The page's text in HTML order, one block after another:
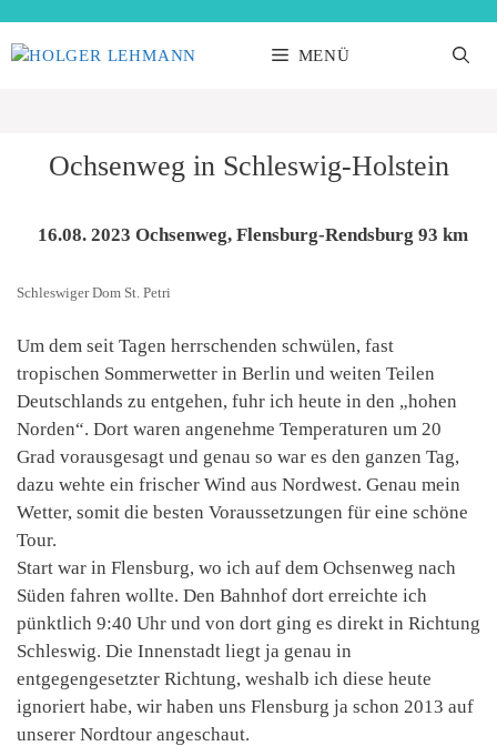
Inhalt
springen
MENÜ
Ochsenweg in Schleswig-Holstein
16.08. 2023 Ochsenweg, Flensburg-Rendsburg 93 km
Schleswiger Dom St. Petri
Um dem seit Tagen herrschenden schwülen, fast
tropischen Sommerwetter in Berlin und weiten Teilen
Deutschlands zu entgehen, fuhr ich heute in den „hohen
Norden“. Dort waren angenehme Temperaturen um 20
Grad vorausgesagt und genau so war es den ganzen Tag,
dazu wehte ein frischer Wind aus Nordwest. Genau mein
Wetter, somit die besten Voraussetzungen für eine schöne
Tour.
Start war in Flensburg, wo ich auf dem Ochsenweg nach
Süden fahren wollte. Den Bahnhof dort erreichte ich
pünktlich 9:40 Uhr und von dort ging es direkt in Richtung
Schleswig. Die Innenstadt liegt ja genau in
entgegengesetzter Richtung, weshalb ich diese heute
ignoriert habe, wir haben uns Flensburg ja schon 2013 auf
unserer Nordtour angeschaut.